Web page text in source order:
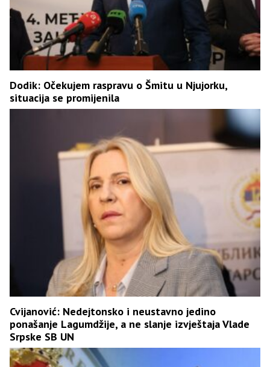
Dodik: Očekujem raspravu o Šmitu u Njujorku,
situacija se promijenila
Cvijanović: Nedejtonsko i neustavno jedino
ponašanje Lagumdžije, a ne slanje izvještaja Vlade
Srpske SB UN